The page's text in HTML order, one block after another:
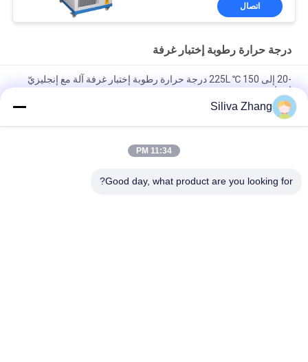
اتصال
درجة حرارة رطوبة إختبار غرفة
-20 إلى 150 ℃ 225L درجة حرارة رطوبة إختبار غرفة آلة مع إنجليزيّ
اختياريّ
SUS304 مادة
60L 85 درجة مئوية 85٪ الرطوبة درجة حرارة ثابتة ورطوبة غرفة
Siliva Zhang
11:34 PM
Good day, what product are you looking for?